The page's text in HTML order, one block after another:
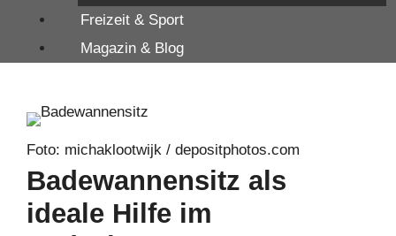
Freizeit & Sport
Magazin & Blog
Foto: michaklootwijk / depositphotos.com
Badewannensitz als
ideale Hilfe im